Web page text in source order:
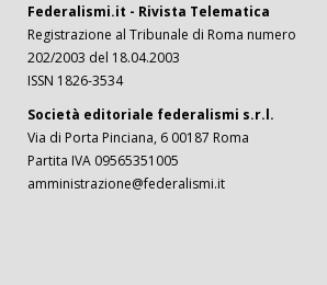
Federalismi.it - Rivista Telematica
Registrazione al Tribunale di Roma numero
202/2003 del 18.04.2003
ISSN 1826-3534
Società editoriale federalismi s.r.l.
Via di Porta Pinciana, 6 00187 Roma
Partita IVA 09565351005
amministrazione@federalismi.it